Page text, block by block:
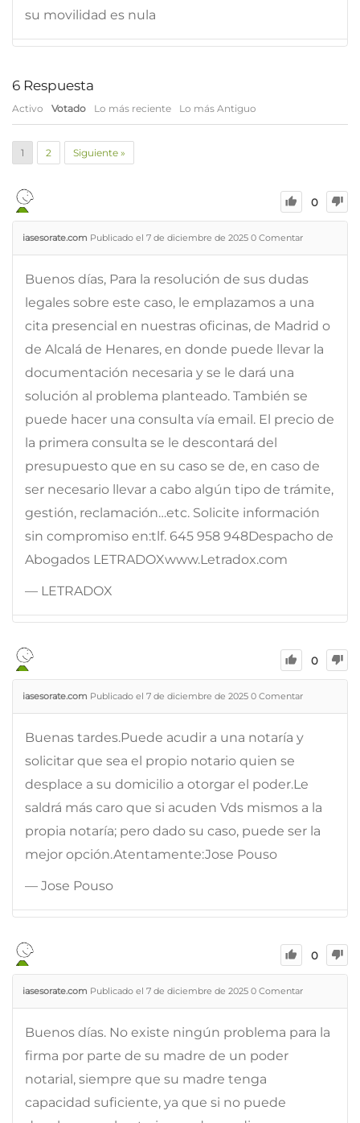
su movilidad es nula
6 Respuesta
Activo Votado Lo más reciente Lo más Antiguo
1 2 Siguiente »
0
iasesorate.com Publicado el 7 de diciembre de 2025 0 Comentar
Buenos días, Para la resolución de sus dudas
legales sobre este caso, le emplazamos a una
cita presencial en nuestras oficinas, de Madrid o
de Alcalá de Henares, en donde puede llevar la
documentación necesaria y se le dará una
solución al problema planteado. También se
puede hacer una consulta vía email. El precio de
la primera consulta se le descontará del
presupuesto que en su caso se de, en caso de
ser necesario llevar a cabo algún tipo de trámite,
gestión, reclamación…etc. Solicite información
sin compromiso en:tlf. 645 958 948Despacho de
Abogados LETRADOXwww.Letradox.com
— LETRADOX
0
iasesorate.com Publicado el 7 de diciembre de 2025 0 Comentar
Buenas tardes.Puede acudir a una notaría y
solicitar que sea el propio notario quien se
desplace a su domicilio a otorgar el poder.Le
saldrá más caro que si acuden Vds mismos a la
propia notaría; pero dado su caso, puede ser la
mejor opción.Atentamente:Jose Pouso
— Jose Pouso
0
iasesorate.com Publicado el 7 de diciembre de 2025 0 Comentar
Buenos días. No existe ningún problema para la
firma por parte de su madre de un poder
notarial, siempre que su madre tenga
capacidad suficiente, ya que si no puede